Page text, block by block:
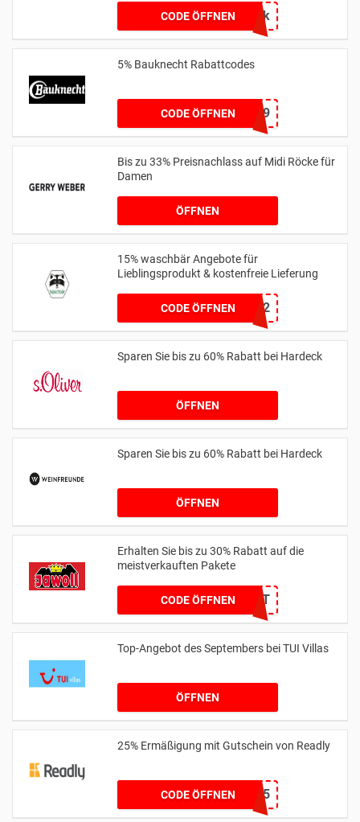
CODE ÖFFNEN6uapk
5% Bauknecht Rabattcodes
CODE ÖFFNENBK5W619
Bis zu 33% Preisnachlass auf Midi Röcke für
Damen
ÖFFNEN
15% waschbär Angebote für
Lieblingsprodukt & kostenfreie Lieferung
CODE ÖFFNEN35H952
Sparen Sie bis zu 60% Rabatt bei Hardeck
ÖFFNEN
Sparen Sie bis zu 60% Rabatt bei Hardeck
ÖFFNEN
Erhalten Sie bis zu 30% Rabatt auf die
meistverkauften Pakete
CODE ÖFFNEN
KEIN CODE BENÖTIGT
Top-Angebot des Septembers bei TUI Villas
ÖFFNEN
25% Ermäßigung mit Gutschein von Readly
CODE ÖFFNENBOOTS25